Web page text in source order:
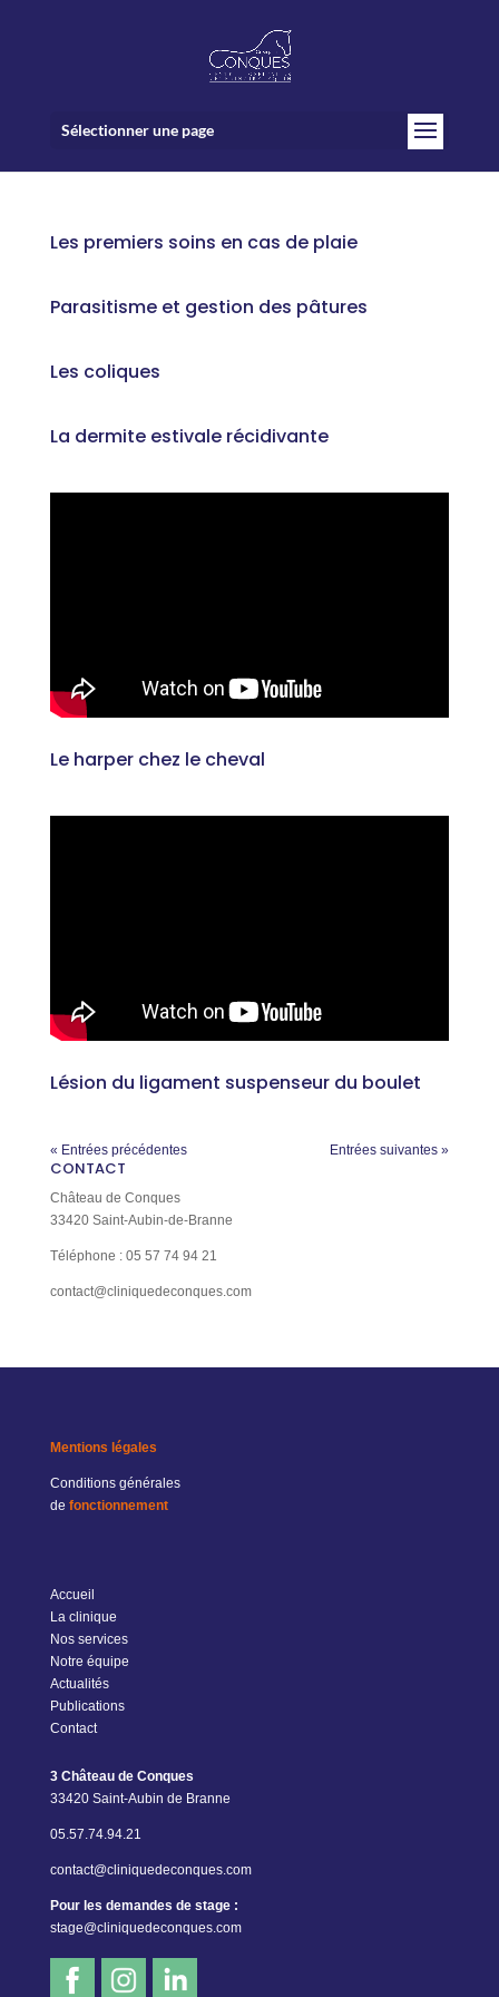
Sélectionner une page
Les premiers soins en cas de plaie
Parasitisme et gestion des pâtures
Les coliques
La dermite estivale récidivante
Le harper chez le cheval
Lésion du ligament suspenseur du boulet
« Entrées précédentes Entrées suivantes »
CONTACT
Château de Conques
33420 Saint-Aubin-de-Branne
Téléphone : 05 57 74 94 21
contact@cliniquedeconques.com
Mentions légales
Conditions générales
de fonctionnement
Accueil
La clinique
Nos services
Notre équipe
Actualités
Publications
Contact
3 Château de Conques
33420 Saint-Aubin de Branne
05.57.74.94.21
contact@cliniquedeconques.com
Pour les demandes de stage :
stage@cliniquedeconques.com